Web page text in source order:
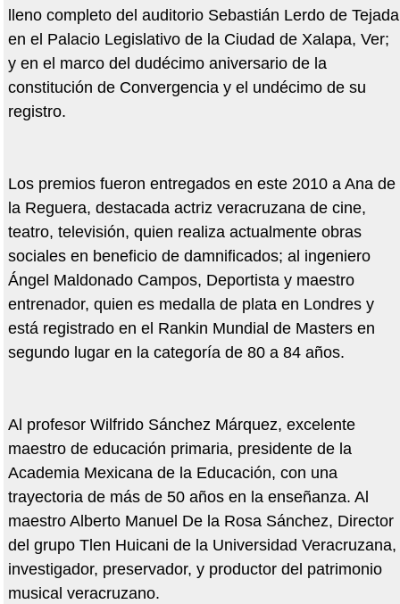
lleno completo del auditorio Sebastián Lerdo de Tejada
en el Palacio Legislativo de la Ciudad de Xalapa, Ver;
y en el marco del dudécimo aniversario de la
constitución de Convergencia y el undécimo de su
registro.
Los premios fueron entregados en este 2010 a Ana de
la Reguera, destacada actriz veracruzana de cine,
teatro, televisión, quien realiza actualmente obras
sociales en beneficio de damnificados; al ingeniero
Ángel Maldonado Campos, Deportista y maestro
entrenador, quien es medalla de plata en Londres y
está registrado en el Rankin Mundial de Masters en
segundo lugar en la categoría de 80 a 84 años.
Al profesor Wilfrido Sánchez Márquez, excelente
maestro de educación primaria, presidente de la
Academia Mexicana de la Educación, con una
trayectoria de más de 50 años en la enseñanza. Al
maestro Alberto Manuel De la Rosa Sánchez, Director
del grupo Tlen Huicani de la Universidad Veracruzana,
investigador, preservador, y productor del patrimonio
musical veracruzano.